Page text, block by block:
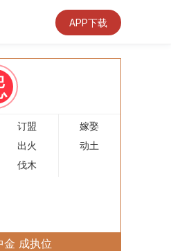
APP下载
订盟
嫁娶
出火
动土
伐木
金 成执位